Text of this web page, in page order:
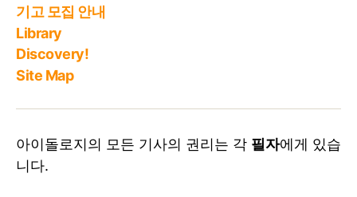
기고 모집 안내
Library
Discovery!
Site Map
아이돌로지의 모든 기사의 권리는 각 필자에게 있습
니다.